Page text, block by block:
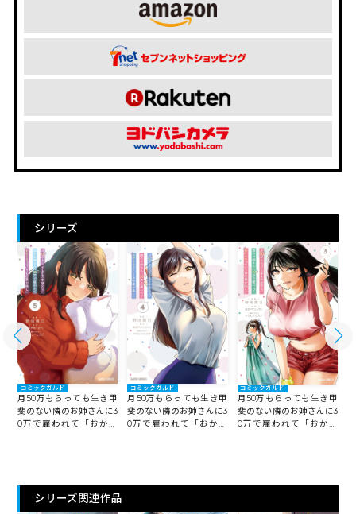
シリーズ
コミックガルド
月50万もらっても生き甲
斐のない隣のお姉さんに3
0万で雇われて「おかえ
コミックガルド
月50万もらっても生き甲
斐のない隣のお姉さんに3
0万で雇われて「おかえ
コミックガルド
月50万もらっても生き甲
斐のない隣のお姉さんに3
0万で雇われて「おかえ
シリーズ関連作品